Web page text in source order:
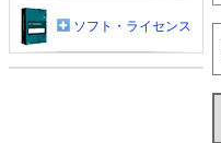
ソフト・ライセンス